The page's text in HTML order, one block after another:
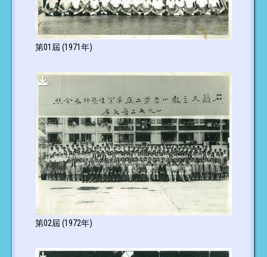
第01屆 (1971年)
第02屆 (1972年)